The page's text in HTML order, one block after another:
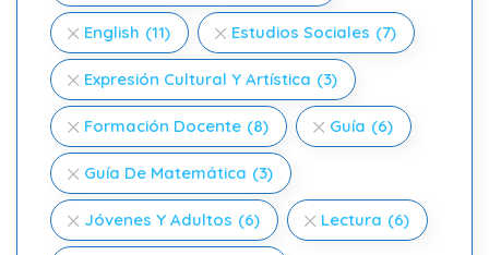
English (11) Estudios Sociales (7)
Expresión Cultural Y Artística (3)
Formación Docente (8) Guía (6)
Guía De Matemática (3)
Jóvenes Y Adultos (6) Lectura (6)